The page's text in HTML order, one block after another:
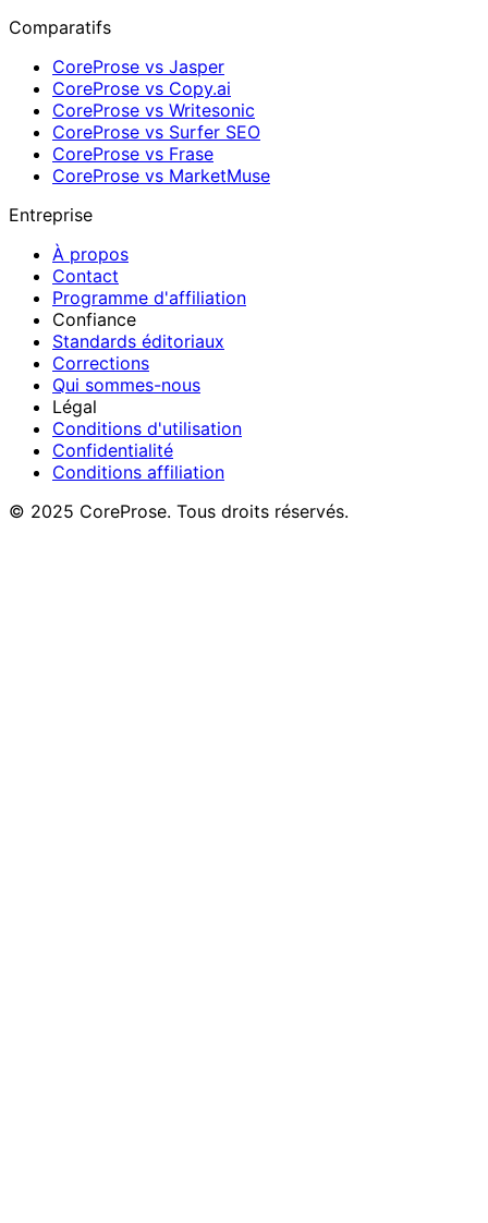
Comparatifs
CoreProse vs Jasper
CoreProse vs Copy.ai
CoreProse vs Writesonic
CoreProse vs Surfer SEO
CoreProse vs Frase
CoreProse vs MarketMuse
Entreprise
À propos
Contact
Programme d'affiliation
Confiance
Standards éditoriaux
Corrections
Qui sommes-nous
Légal
Conditions d'utilisation
Confidentialité
Conditions affiliation
© 2025 CoreProse. Tous droits réservés.